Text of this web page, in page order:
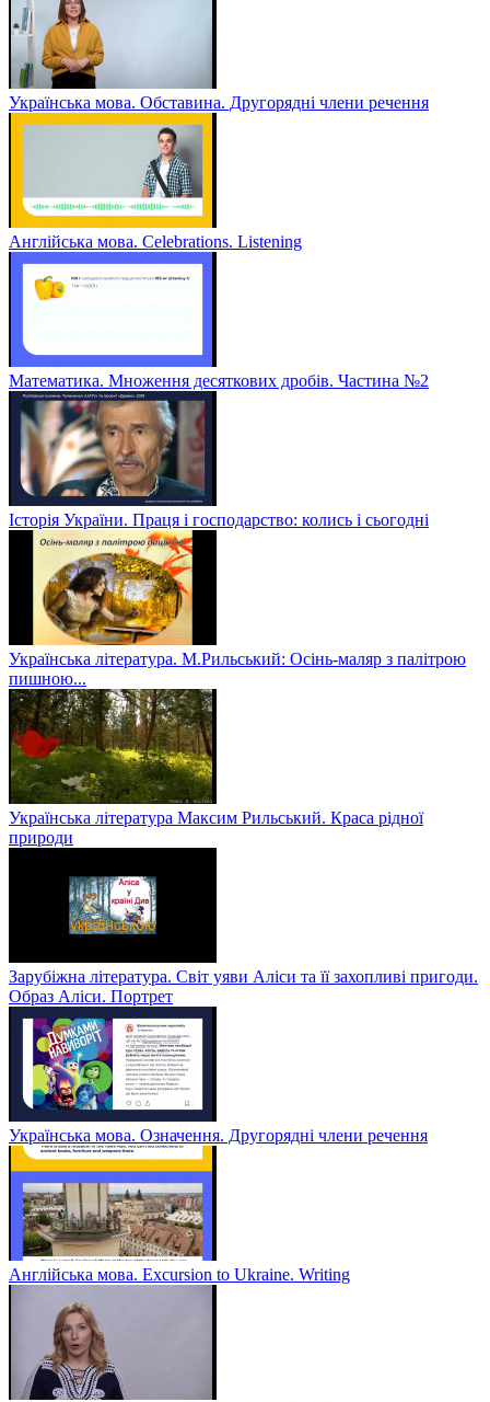
Українська мова. Обставина. Другорядні члени речення
Англійська мова. Celebrations. Listening
Математика. Множення десяткових дробів. Частина №2
Історія України. Праця і господарство: колись і сьогодні
Українська література. М.Рильський: Осінь-маляр з палітрою
пишною...
Українська література Максим Рильський. Краса рідної
природи
Зарубіжна література. Світ уяви Аліси та її захопливі пригоди.
Образ Аліси. Портрет
Українська мова. Означення. Другорядні члени речення
Англійська мова. Excursion to Ukraine. Writing